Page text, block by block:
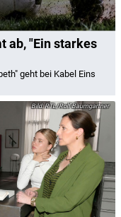
ab, "Ein starkes
geht bei Kabel Eins
RTL/Rolf Baumgartner